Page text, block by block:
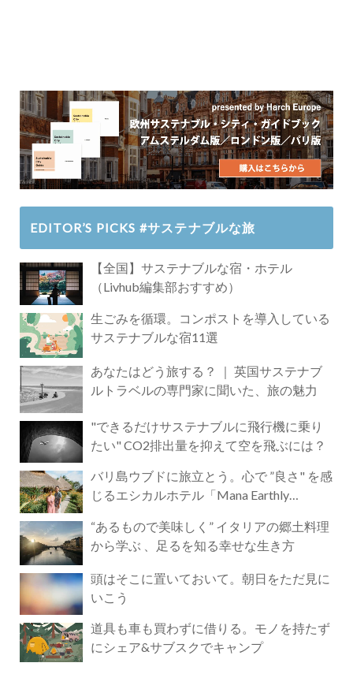
EDITOR’S PICKS #サステナブルな旅
【全国】サステナブルな宿・ホテル
（Livhub編集部おすすめ）
生ごみを循環。コンポストを導入している
サステナブルな宿11選
あなたはどう旅する？ ｜ 英国サステナブ
ルトラベルの専門家に聞いた、旅の魅力
"できるだけサステナブルに飛行機に乗り
たい" CO2排出量を抑えて空を飛ぶには？
バリ島ウブドに旅立とう。心で ”良さ" を感
じるエシカルホテル「Mana Earthly
“あるもので美味しく” イタリアの郷土料理
から学ぶ 、足るを知る幸せな生き方
頭はそこに置いておいて。朝日をただ見に
いこう
道具も車も買わずに借りる。モノを持たず
にシェア&サブスクでキャンプ